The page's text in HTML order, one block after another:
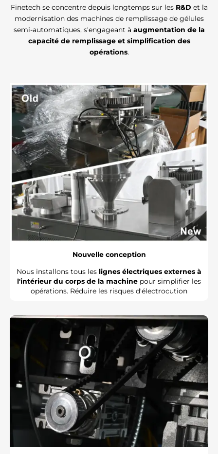
Finetech se concentre depuis longtemps sur les R&D et la
modernisation des machines de remplissage de gélules
semi-automatiques, s'engageant à augmentation de la
capacité de remplissage et simplification des
opérations.
Nouvelle conception
Nous installons tous les lignes électriques externes à
l'intérieur du corps de la machine pour simplifier les
opérations. Réduire les risques d'électrocution